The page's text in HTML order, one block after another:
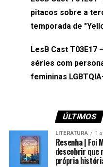
(⁠⁠⁠⁠@brunarfentanes⁠⁠⁠⁠) e
Naiady Machado
pitacos sobre a
temporada de
LesB Cast T03E17
séries com
femininas
ÚLTIMOS
LITERATURA 1
Resenha | Foi
descobrir que
própria